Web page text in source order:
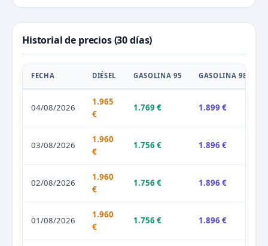
Historial de precios (30 días)
FECHA DIÉSEL GASOLINA 95 GASOLINA 98
04/08/2026
1.965
€
1.769 € 1.899 €
03/08/2026
1.960
€
1.756 € 1.896 €
02/08/2026
1.960
€
1.756 € 1.896 €
01/08/2026
1.960
€
1.756 € 1.896 €